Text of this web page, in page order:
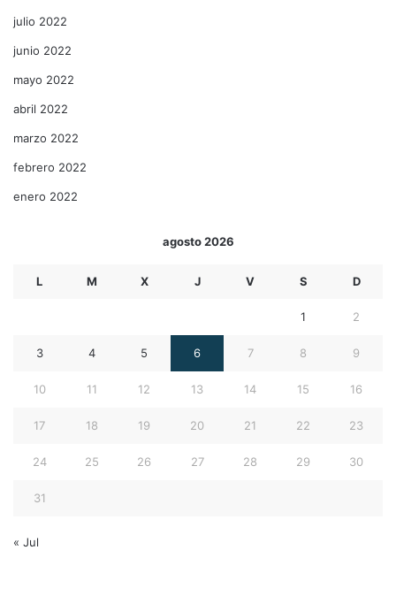
julio 2022
junio 2022
mayo 2022
abril 2022
marzo 2022
febrero 2022
enero 2022
agosto 2026
L M X J V S D
1 2
3 4 5 6 7 8 9
10 11 12 13 14 15 16
17 18 19 20 21 22 23
24 25 26 27 28 29 30
31
« Jul